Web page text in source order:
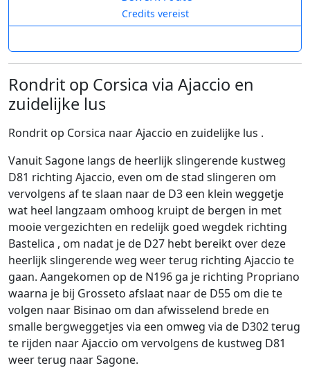
Credits vereist
Rondrit op Corsica via Ajaccio en
zuidelijke lus
Rondrit op Corsica naar Ajaccio en zuidelijke lus .
Vanuit Sagone langs de heerlijk slingerende kustweg
D81 richting Ajaccio, even om de stad slingeren om
vervolgens af te slaan naar de D3 een klein weggetje
wat heel langzaam omhoog kruipt de bergen in met
mooie vergezichten en redelijk goed wegdek richting
Bastelica , om nadat je de D27 hebt bereikt over deze
heerlijk slingerende weg weer terug richting Ajaccio te
gaan. Aangekomen op de N196 ga je richting Propriano
waarna je bij Grosseto afslaat naar de D55 om die te
volgen naar Bisinao om dan afwisselend brede en
smalle bergweggetjes via een omweg via de D302 terug
te rijden naar Ajaccio om vervolgens de kustweg D81
weer terug naar Sagone.